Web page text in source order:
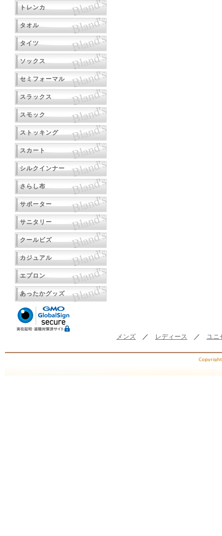
トレンカ
タオル
タイツ
ソックス
セミフォーマル
スラックス
スモック
ストッキング
スカート
シルクインナー
さらし布
サポーター
サニタリー
クールビズ
カジュアル
エプロン
あったかグッズ
メンズ ／ レディース ／ ユニ